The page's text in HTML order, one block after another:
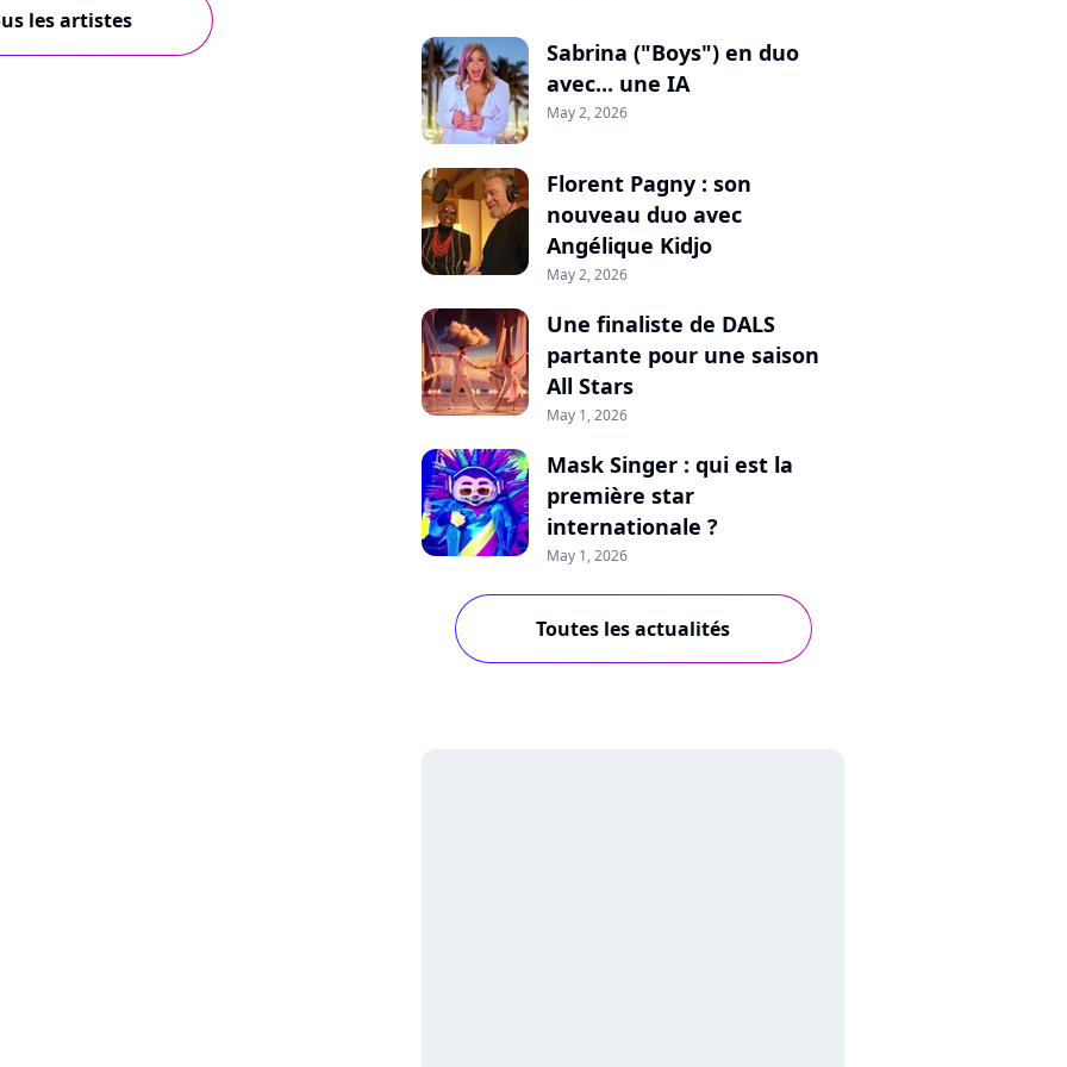
les artistes
Sabrina ("Boys") en duo
avec... une IA
May 2, 2026
Florent Pagny : son
nouveau duo avec
Angélique Kidjo
May 2, 2026
Une finaliste de DALS
partante pour une saison
All Stars
May 1, 2026
Mask Singer : qui est la
première star
internationale ?
May 1, 2026
Toutes les actualités